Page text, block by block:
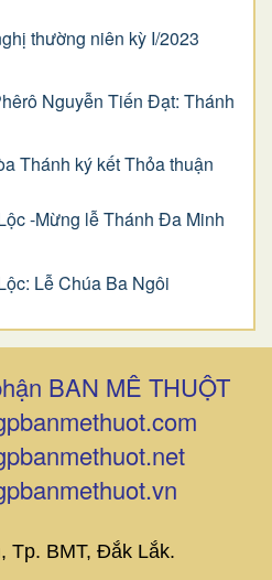
thường niên kỳ I/2023
Nguyễn Tiến Đạt: Thánh
Thánh ký kết Thỏa thuận
-Mừng lễ Thánh Đa Minh
Lễ Chúa Ba Ngôi
BAN MÊ THUỘT
Tp. BMT, Đắk Lắk.